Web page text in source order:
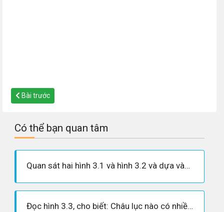
Bài trước
Có thể bạn quan tâm
Quan sát hai hình 3.1 và hình 3.2 và dựa vào sự hiểu biết của mình, cho biết mật độ dân số, nhà cửa, đường sá ở nông thôn và thành thị có gì khác nhau?
Đọc hình 3.3, cho biết: Châu lục nào có nhiều siêu đô thị từ 8 triệu dân trở lên nhất? Tên của các siêu đô thị ở châu Á có từ 8 triệu dân trở lên.